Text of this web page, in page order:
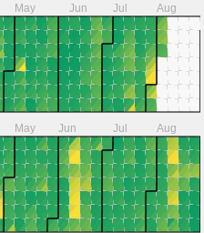
May Jun Jul Aug
May Jun Jul Aug